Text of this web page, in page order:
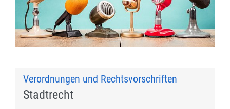
Verordnungen und Rechtsvorschriften
Stadtrecht